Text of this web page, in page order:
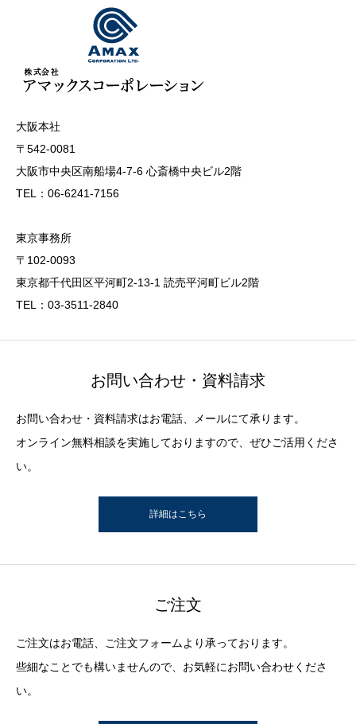
大阪本社
〒542-0081
大阪市中央区南船場4-7-6 心斎橋中央ビル2階
TEL：06-6241-7156
東京事務所
〒102-0093
東京都千代田区平河町2-13-1 読売平河町ビル2階
TEL：03-3511-2840
お問い合わせ・資料請求
お問い合わせ・資料請求はお電話、メールにて承ります。
オンライン無料相談を実施しておりますので、ぜひご活用くださ
い。
詳細はこちら
ご注文
ご注文はお電話、ご注文フォームより承っております。
些細なことでも構いませんので、お気軽にお問い合わせくださ
い。